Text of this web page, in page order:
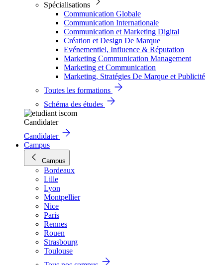
Spécialisations
Communication Globale
Communication Internationale
Communication et Marketing Digital
Création et Design De Marque
Evénementiel, Influence & Réputation
Marketing Communication Management
Marketing et Communication
Marketing, Stratégies De Marque et Publicité
Toutes les formations
Schéma des études
Candidater
Candidater
Campus
Campus
Bordeaux
Lille
Lyon
Montpellier
Nice
Paris
Rennes
Rouen
Strasbourg
Toulouse